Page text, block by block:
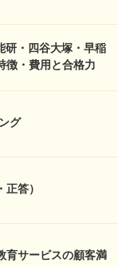
研・四谷大塚・早稲
徴・費用と合格力
グ
答）
育サービスの顧客満